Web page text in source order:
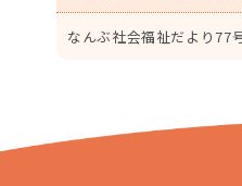
なんぶ社会福祉だより77